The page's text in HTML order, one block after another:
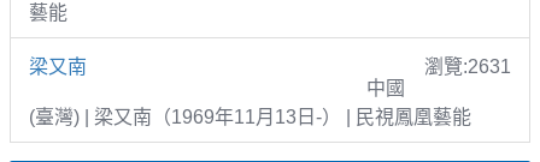
藝能
梁又南
瀏覽:2631
中國
(臺灣) | 梁又南（1969年11月13日-） | 民視鳳凰藝能